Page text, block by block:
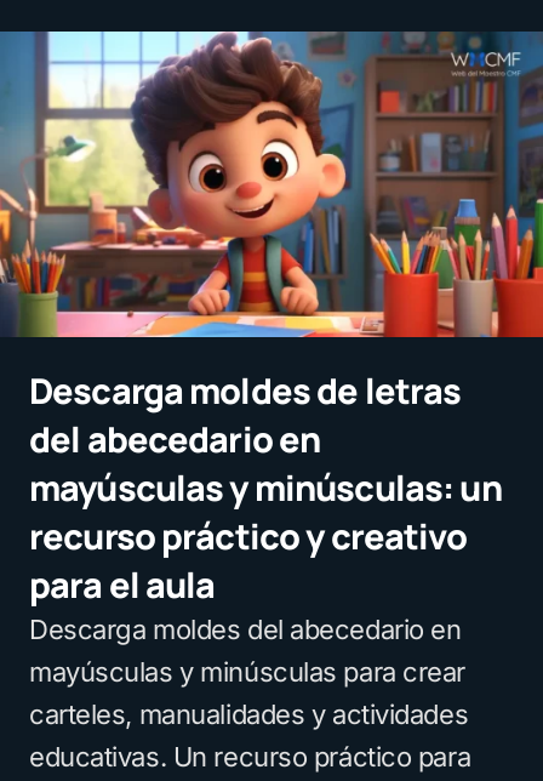
Descarga moldes de letras
del abecedario en
mayúsculas y minúsculas: un
recurso práctico y creativo
para el aula
Descarga moldes del abecedario en
mayúsculas y minúsculas para crear
carteles, manualidades y actividades
educativas. Un recurso práctico para